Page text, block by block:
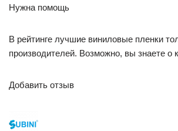
Нужна помощь
В рейтинге лучшие виниловые пленки
производителей. Возможно, вы знаете о
Добавить отзыв